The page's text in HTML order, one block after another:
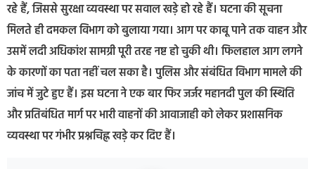
रहे हैं, जिससे सुरक्षा व्यवस्था पर सवाल खड़े हो रहे हैं। घटना की सूचना
मिलते ही दमकल विभाग को बुलाया गया। आग पर काबू पाने तक वाहन और
उसमें लदी अधिकांश सामग्री पूरी तरह नष्ट हो चुकी थी। फिलहाल आग लगने
के कारणों का पता नहीं चल सका है। पुलिस और संबंधित विभाग मामले की
जांच में जुटे हुए हैं। इस घटना ने एक बार फिर जर्जर महानदी पुल की स्थिति
और प्रतिबंधित मार्ग पर भारी वाहनों की आवाजाही को लेकर प्रशासनिक
व्यवस्था पर गंभीर प्रश्नचिह्न खड़े कर दिए हैं।